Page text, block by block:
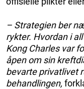
– Strategien ber
rykter. Hvordan i
Kong Charles var
åpen om sin
bevarte privatlivet
behandlingen,